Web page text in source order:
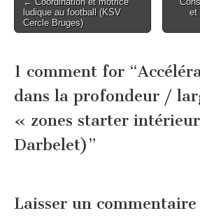
navigation
ludique au football (KSV
Cercle Bruges)
et
1 comment for “
dans la profondeur /
« zones starter
Darbelet)”
Laisser un commentaire